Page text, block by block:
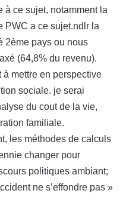
à ce sujet, notamment la
PWC a ce sujet.ndlr la
2ème pays ou nous
(64,8% du revenu).
à mettre en perspective
sociale. je serai
du cout de la vie,
familiale.
les méthodes de calculs
changer pour
politiques ambiant;
ne s’effondre pas »